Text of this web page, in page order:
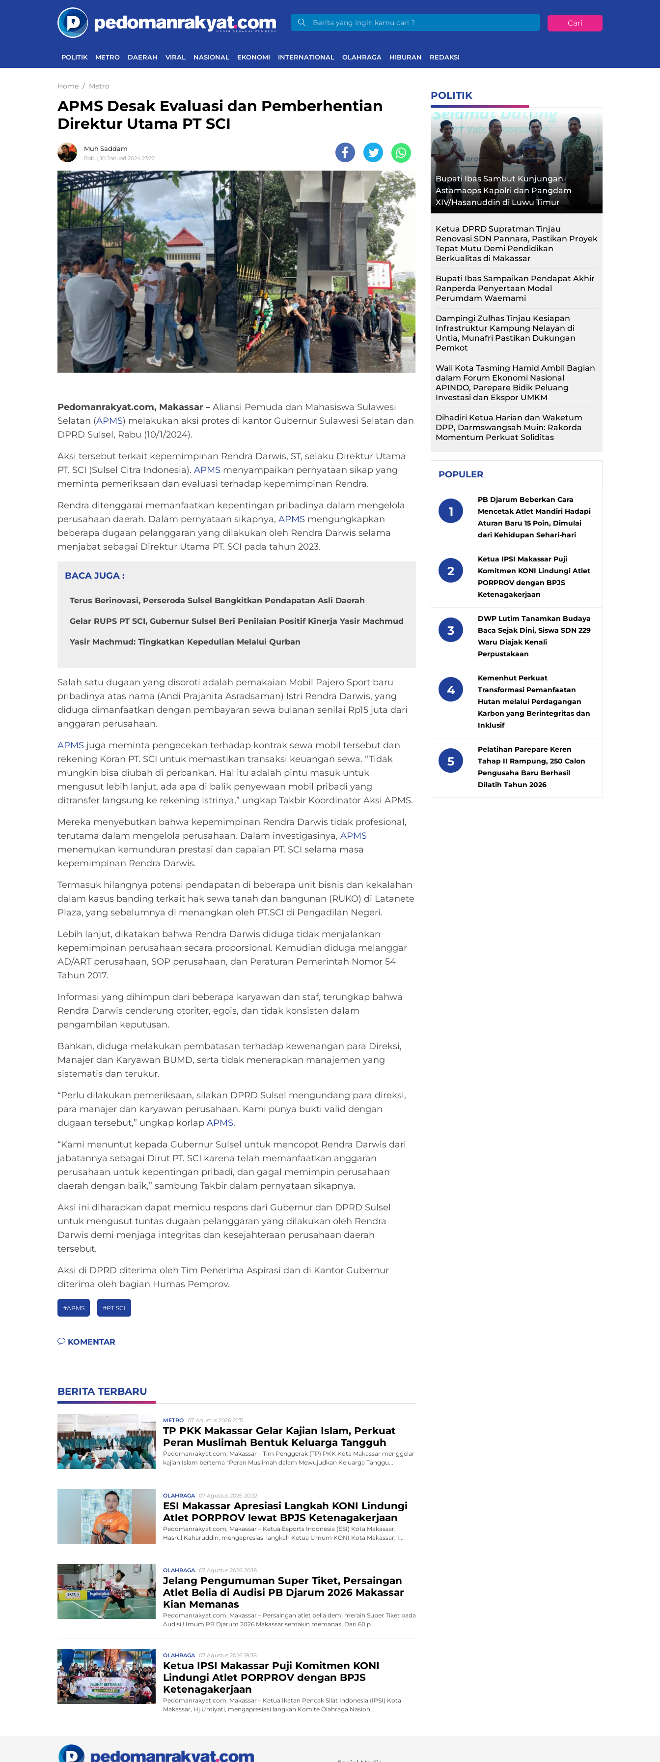
Cari
POLITIK METRO DAERAH VIRAL NASIONAL EKONOMI INTERNATIONAL OLAHRAGA HIBURAN REDAKSI
Home Metro
APMS Desak Evaluasi dan Pemberhentian
Direktur Utama PT SCI
Muh Saddam
Rabu, 10 Januari 2024 23:22
Pedomanrakyat.com, Makassar – Aliansi Pemuda dan Mahasiswa Sulawesi
Selatan (APMS) melakukan aksi protes di kantor Gubernur Sulawesi Selatan dan
DPRD Sulsel, Rabu (10/1/2024).
Aksi tersebut terkait kepemimpinan Rendra Darwis, ST, selaku Direktur Utama
PT. SCI (Sulsel Citra Indonesia). APMS menyampaikan pernyataan sikap yang
meminta pemeriksaan dan evaluasi terhadap kepemimpinan Rendra.
Rendra ditenggarai memanfaatkan kepentingan pribadinya dalam mengelola
perusahaan daerah. Dalam pernyataan sikapnya, APMS mengungkapkan
beberapa dugaan pelanggaran yang dilakukan oleh Rendra Darwis selama
menjabat sebagai Direktur Utama PT. SCI pada tahun 2023.
BACA JUGA :
Terus Berinovasi, Perseroda Sulsel Bangkitkan Pendapatan Asli Daerah
Gelar RUPS PT SCI, Gubernur Sulsel Beri Penilaian Positif Kinerja Yasir Machmud
Yasir Machmud: Tingkatkan Kepedulian Melalui Qurban
Salah satu dugaan yang disoroti adalah pemakaian Mobil Pajero Sport baru
pribadinya atas nama (Andi Prajanita Asradsaman) Istri Rendra Darwis, yang
diduga dimanfaatkan dengan pembayaran sewa bulanan senilai Rp15 juta dari
anggaran perusahaan.
APMS juga meminta pengecekan terhadap kontrak sewa mobil tersebut dan
rekening Koran PT. SCI untuk memastikan transaksi keuangan sewa. “Tidak
mungkin bisa diubah di perbankan. Hal itu adalah pintu masuk untuk
mengusut lebih lanjut, ada apa di balik penyewaan mobil pribadi yang
ditransfer langsung ke rekening istrinya,” ungkap Takbir Koordinator Aksi APMS.
Mereka menyebutkan bahwa kepemimpinan Rendra Darwis tidak profesional,
terutama dalam mengelola perusahaan. Dalam investigasinya, APMS
menemukan kemunduran prestasi dan capaian PT. SCI selama masa
kepemimpinan Rendra Darwis.
Termasuk hilangnya potensi pendapatan di beberapa unit bisnis dan kekalahan
dalam kasus banding terkait hak sewa tanah dan bangunan (RUKO) di Latanete
Plaza, yang sebelumnya di menangkan oleh PT.SCI di Pengadilan Negeri.
Lebih lanjut, dikatakan bahwa Rendra Darwis diduga tidak menjalankan
kepemimpinan perusahaan secara proporsional. Kemudian diduga melanggar
AD/ART perusahaan, SOP perusahaan, dan Peraturan Pemerintah Nomor 54
Tahun 2017.
Informasi yang dihimpun dari beberapa karyawan dan staf, terungkap bahwa
Rendra Darwis cenderung otoriter, egois, dan tidak konsisten dalam
pengambilan keputusan.
Bahkan, diduga melakukan pembatasan terhadap kewenangan para Direksi,
Manajer dan Karyawan BUMD, serta tidak menerapkan manajemen yang
sistematis dan terukur.
“Perlu dilakukan pemeriksaan, silakan DPRD Sulsel mengundang para direksi,
para manajer dan karyawan perusahaan. Kami punya bukti valid dengan
dugaan tersebut,” ungkap korlap APMS.
“Kami menuntut kepada Gubernur Sulsel untuk mencopot Rendra Darwis dari
jabatannya sebagai Dirut PT. SCI karena telah memanfaatkan anggaran
perusahaan untuk kepentingan pribadi, dan gagal memimpin perusahaan
daerah dengan baik,” sambung Takbir dalam pernyataan sikapnya.
Aksi ini diharapkan dapat memicu respons dari Gubernur dan DPRD Sulsel
untuk mengusut tuntas dugaan pelanggaran yang dilakukan oleh Rendra
Darwis demi menjaga integritas dan kesejahteraan perusahaan daerah
tersebut.
Aksi di DPRD diterima oleh Tim Penerima Aspirasi dan di Kantor Gubernur
diterima oleh bagian Humas Pemprov.
#APMS #PT SCI
KOMENTAR
BERITA TERBARU
METRO 07 Agustus 2026 21:31
TP PKK Makassar Gelar Kajian Islam, Perkuat
Peran Muslimah Bentuk Keluarga Tangguh
Pedomanrakyat.com, Makassar – Tim Penggerak (TP) PKK Kota Makassar menggelar
kajian Islam bertema “Peran Muslimah dalam Mewujudkan Keluarga Tanggu...
OLAHRAGA 07 Agustus 2026 20:32
ESI Makassar Apresiasi Langkah KONI Lindungi
Atlet PORPROV lewat BPJS Ketenagakerjaan
Pedomanrakyat.com, Makassar – Ketua Esports Indonesia (ESI) Kota Makassar,
Hasrul Kaharuddin, mengapresiasi langkah Ketua Umum KONI Kota Makassar, I...
OLAHRAGA 07 Agustus 2026 20:18
Jelang Pengumuman Super Tiket, Persaingan
Atlet Belia di Audisi PB Djarum 2026 Makassar
Kian Memanas
Pedomanrakyat.com, Makassar – Persaingan atlet belia demi meraih Super Tiket pada
Audisi Umum PB Djarum 2026 Makassar semakin memanas. Dari 60 p...
OLAHRAGA 07 Agustus 2026 19:38
Ketua IPSI Makassar Puji Komitmen KONI
Lindungi Atlet PORPROV dengan BPJS
Ketenagakerjaan
Pedomanrakyat.com, Makassar – Ketua Ikatan Pencak Silat Indonesia (IPSI) Kota
Makassar, Hj Umiyati, mengapresiasi langkah Komite Olahraga Nasion...
POLITIK
Bupati Ibas Sambut Kunjungan
Astamaops Kapolri dan Pangdam
XIV/Hasanuddin di Luwu Timur
Ketua DPRD Supratman Tinjau
Renovasi SDN Pannara, Pastikan Proyek
Tepat Mutu Demi Pendidikan
Berkualitas di Makassar
Bupati Ibas Sampaikan Pendapat Akhir
Ranperda Penyertaan Modal
Perumdam Waemami
Dampingi Zulhas Tinjau Kesiapan
Infrastruktur Kampung Nelayan di
Untia, Munafri Pastikan Dukungan
Pemkot
Wali Kota Tasming Hamid Ambil Bagian
dalam Forum Ekonomi Nasional
APINDO, Parepare Bidik Peluang
Investasi dan Ekspor UMKM
Dihadiri Ketua Harian dan Waketum
DPP, Darmswangsah Muin: Rakorda
Momentum Perkuat Soliditas
POPULER
1
PB Djarum Beberkan Cara
Mencetak Atlet Mandiri Hadapi
Aturan Baru 15 Poin, Dimulai
dari Kehidupan Sehari-hari
2
Ketua IPSI Makassar Puji
Komitmen KONI Lindungi Atlet
PORPROV dengan BPJS
Ketenagakerjaan
3
DWP Lutim Tanamkan Budaya
Baca Sejak Dini, Siswa SDN 229
Waru Diajak Kenali
Perpustakaan
4
Kemenhut Perkuat
Transformasi Pemanfaatan
Hutan melalui Perdagangan
Karbon yang Berintegritas dan
Inklusif
5
Pelatihan Parepare Keren
Tahap II Rampung, 250 Calon
Pengusaha Baru Berhasil
Dilatih Tahun 2026